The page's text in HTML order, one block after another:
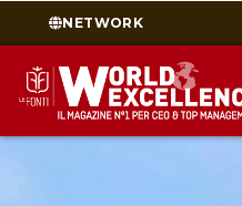
NETWORK